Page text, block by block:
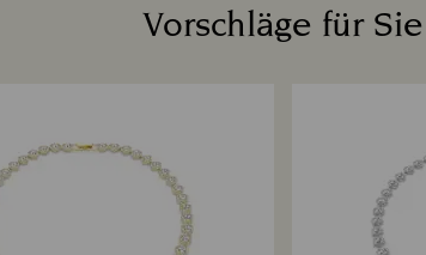
Vorschläge für Sie